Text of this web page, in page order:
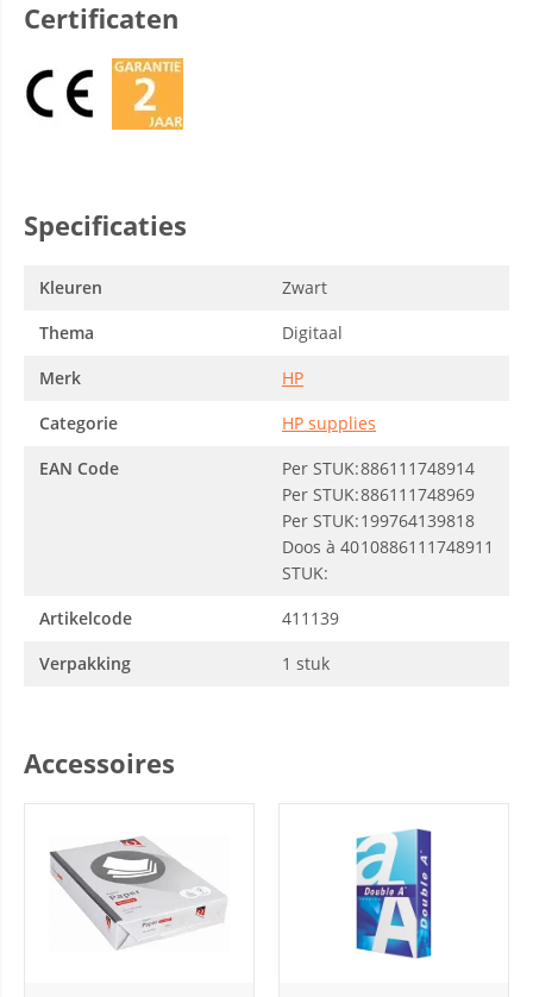
Certificaten
Specificaties
Kleuren
Zwart
Thema
Digitaal
Merk
HP
Categorie
HP supplies
EAN Code
Per STUK:886111748914
Per STUK:886111748969
Per STUK:199764139818
Doos à 40
STUK:
10886111748911
Artikelcode
411139
Verpakking
1 stuk
Accessoires